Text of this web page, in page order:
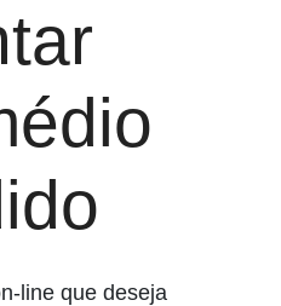
line que deseja